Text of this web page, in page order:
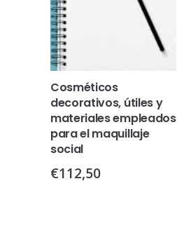
Cosméticos
decorativos, útiles y
materiales empleados
para el maquillaje
social
€112,50